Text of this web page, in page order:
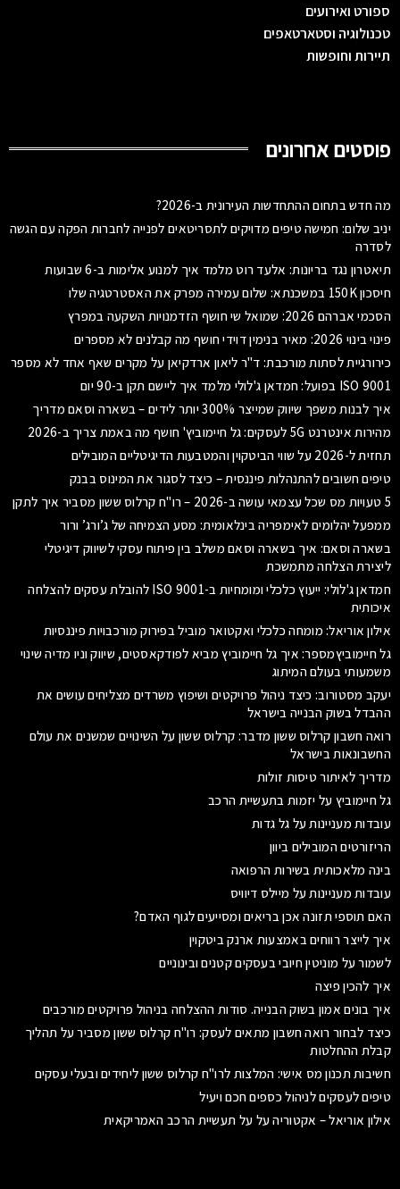
ספורט ואירועים
טכנולוגיה וסטארטאפים
תיירות וחופשות
פוסטים אחרונים
מה חדש בתחום ההתחדשות העירונית ב-2026?
יניב שלום: חמישה טיפים מדויקים לתסריטאים לפנייה לחברות הפקה עם הגשה
לסדרה
תיאטרון נגד בריונות: אלעד רוט מלמד איך למנוע אלימות ב-6 שבועות
חיסכון 150K במשכנתא: שלום עמירה מפרק את האסטרטגיה שלו
הסכמי אברהם 2026: שמואל שי חושף הזדמנויות השקעה במפרץ
פינוי בינוי 2026: מאיר בנימין דוידי חושף מה קבלנים לא מספרים
כירורגיית לסתות מורכבת: ד"ר ליאון ארדקיאן על מקרים שאף אחד לא מספר
ISO 9001 בפועל: חמדאן ג'לולי מלמד איך ליישם תקן ב-90 יום
איך לבנות משפך שיווק שמייצר 300% יותר לידים – בשארה וסאם מדריך
מהירות אינטרנט 5G לעסקים: גל חיימוביץ' חושף מה באמת צריך ב-2026
תחזית ל-2026 על שווי הביטקוין והמטבעות הדיגיטליים המובילים
טיפים חשובים להתנהלות פיננסית – כיצד לסגור את המינוס בבנק
5 טעויות מס שכל עצמאי עושה ב-2026 – רו"ח קרלוס ששון מסביר איך לתקן
ממפעל יהלומים לאימפריה בינלאומית: מסע הצמיחה של ג’ורג’ ורור
בשארה וסאם: איך בשארה וסאם משלב בין פיתוח עסקי לשיווק דיגיטלי
ליצירת הצלחה מתמשכת
חמדאן ג'לולי: ייעוץ כלכלי ומומחיות ב-ISO 9001 להובלת עסקים להצלחה
איכותית
אילון אוריאל: מומחה כלכלי ואקטואר מוביל בפירוק מורכבויות פיננסיות
גל חיימוביץמספר: איך גל חיימוביץ מביא לפודקאסטים, שיווק וניו מדיה שינוי
משמעותי בעולם המיתוג
יעקב מסטורוב: כיצד ניהול פרויקטים ושיפוץ משרדים מצליחים עושים את
ההבדל בשוק הבנייה בישראל
רואה חשבון קרלוס ששון מדבר: קרלוס ששון על השינויים שמשנים את עולם
החשבונאות בישראל
מדריך לאיתור טיסות זולות
גל חיימוביץ על יזמות בתעשיית הרכב
עובדות מעניינות על גל גדות
הריזורטים המובילים ביוון
בינה מלאכותית בשירות הרפואה
עובדות מעניינות על מיילס דיוויס
האם תוספי תזונה אכן בריאים ומסייעים לגוף האדם?
איך לייצר רווחים באמצעות ארנק ביטקוין
לשמור על מוניטין חיובי בעסקים קטנים ובינוניים
איך להכין פיצה
איך בונים אמון בשוק הבנייה. סודות ההצלחה בניהול פרויקטים מורכבים
כיצד לבחור רואה חשבון מתאים לעסק: רו"ח קרלוס ששון מסביר על תהליך
קבלת ההחלטות
חשיבות תכנון מס אישי: המלצות לרו"ח קרלוס ששון ליחידים ובעלי עסקים
טיפים לעסקים לניהול כספים חכם ויעיל
אילון אוריאל – אקטוריה על על תעשיית הרכב האמריקאית